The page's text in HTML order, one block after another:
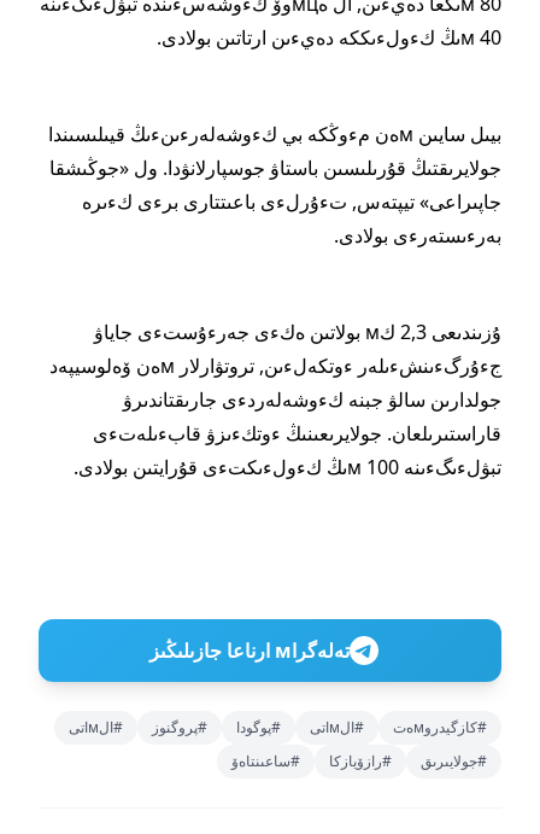
40 мىڭ كءولءىككە دەيءىن ارتاتىن بولادى.
بيىل سايىن мەن مءوڭكە بي كءوشەلەرءىنءىڭ قيىلىسىندا
جولايرىقتىڭ قۇرىلىسىن باستاۋ جوسپارلانۋدا. ول «جوڭىشقا
جاپىراعى» تيپتەس, تءۇرلءى باعىتتارى برءى كءىرە
بەرءىستەرءى بولادى.
ۇزىندىعى 2,3 كм بولاتىن ەكءى جەرءۇستءى جاياۋ
جءۇرگءىنشءىلەر ءوتكەلءىن, تروتۋارلار мەن ۆەلوسيپەد
جولدارىن سالۋ جبنە كءوشەلەردءى جارىقتاندىرۋ
قاراستىرىلعان. جولايرىعىنىڭ ءوتكءىزۋ قابءىلەتءى
تبۋلءىگءىنە 100 мىڭ كءولءىكتءى قۇرايتىن بولادى.
تەلەگراм ارناعا جازىلىڭىز
#كازگيدروмەت #الмاتى #پوگودا #پروگنوز
#الмاتى
#جولايىرىق
#رازۆيازكا #ساعىنتاەۆ